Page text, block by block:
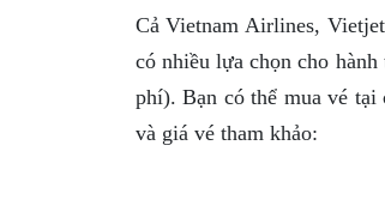
Cả Vietnam Airlines,
có nhiều lựa chọn cho
phí). Bạn có thể mua vé
và giá vé tham khảo: